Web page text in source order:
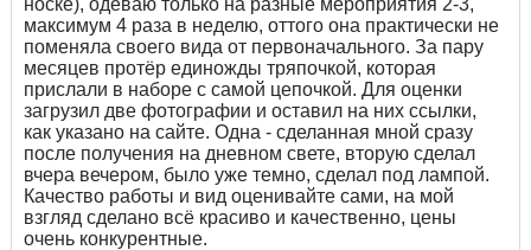
максимум 4 раза в неделю, оттого она практически не
поменяла своего вида от первоначального. За пару
месяцев протёр единожды тряпочкой, которая
прислали в наборе с самой цепочкой. Для оценки
загрузил две фотографии и оставил на них ссылки,
как указано на сайте. Одна - сделанная мной сразу
после получения на дневном свете, вторую сделал
вчера вечером, было уже темно, сделал под лампой.
Качество работы и вид оценивайте сами, на мой
взгляд сделано всё красиво и качественно, цены
очень конкурентные.